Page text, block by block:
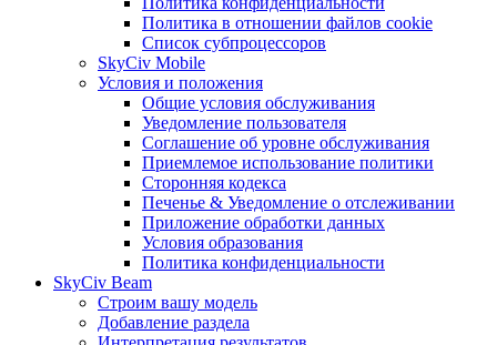
Политика в отношении файлов cookie
Список субпроцессоров
SkyCiv Mobile
Условия и положения
Общие условия обслуживания
Уведомление пользователя
Соглашение об уровне обслуживания
Приемлемое использование политики
Сторонняя кодекса
Печенье & Уведомление о отслеживании
Приложение обработки данных
Условия образования
Политика конфиденциальности
SkyCiv Beam
Строим вашу модель
Добавление раздела